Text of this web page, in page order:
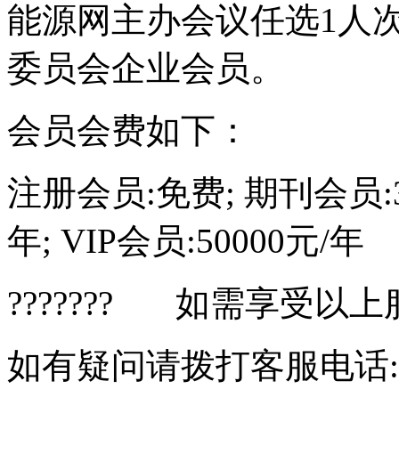
能源网主办会议任选1人
委员会企业会员。
会员会费如下：
注册会员:免费; 期刊会员
年; VIP会员:50000元/年
??????? 如需享受以上
如有疑问请拨打客服电话